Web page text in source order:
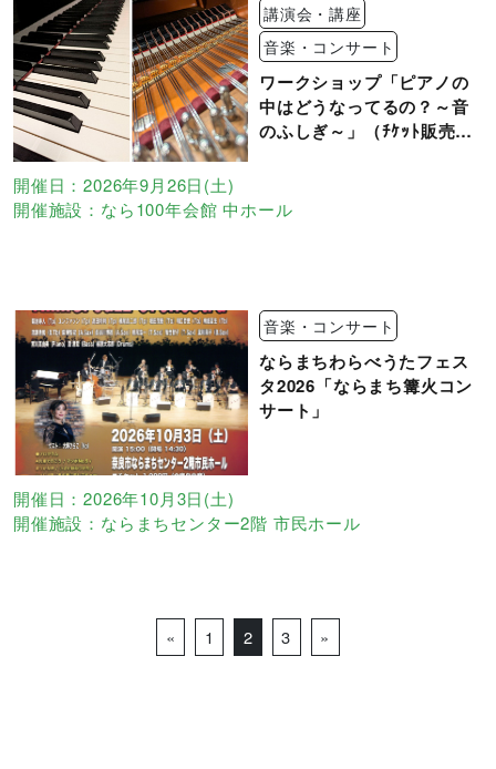
講演会・講座
音楽・コンサート
ワークショップ「ピアノの
中はどうなってるの？～音
のふしぎ～」（ﾁｹｯﾄ販売：
開催日：2026年9月26日(土)
開催施設：なら100年会館 中ホール
音楽・コンサート
ならまちわらべうたフェス
タ2026「ならまち篝火コン
サート」
開催日：2026年10月3日(土)
開催施設：ならまちセンター2階 市民ホール
Posts navigation
« 1 2 3 »